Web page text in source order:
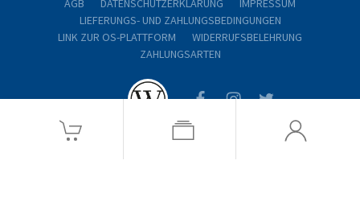
AGB DATENSCHUTZERKLÄRUNG
IMPRESSUM
LIEFERUNGS- UND ZAHLUNGSBEDINGUNGEN
LINK ZUR OS-PLATTFORM
WIDERRUFSBELEHRUNG
ZAHLUNGSARTEN